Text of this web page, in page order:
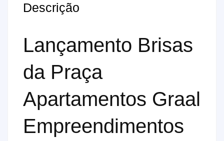
Descrição
Lançamento Brisas
da Praça
Apartamentos Graal
Empreendimentos